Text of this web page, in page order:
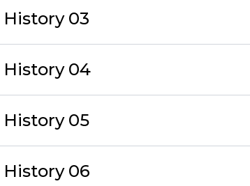
History 03
History 04
History 05
History 06